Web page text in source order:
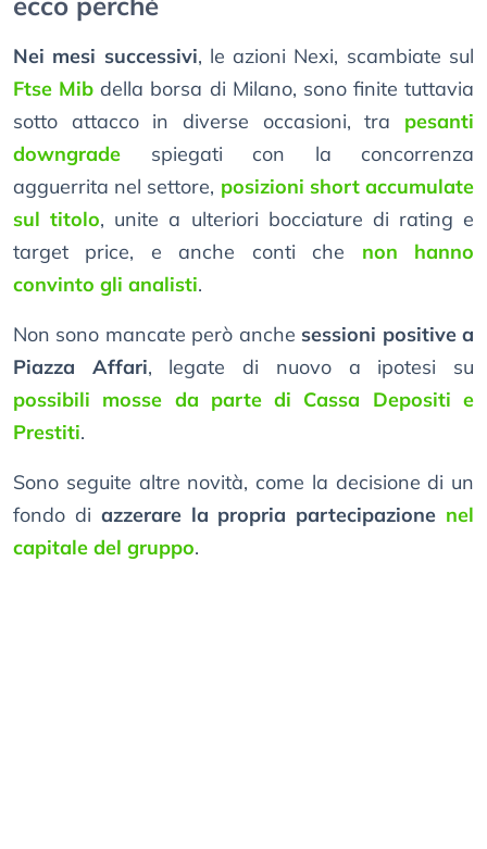
Nei mesi successivi, le azioni Nexi, scambiate sul
Ftse Mib della borsa di Milano, sono finite tuttavia
sotto attacco in diverse occasioni, tra pesanti
downgrade spiegati con la concorrenza
agguerrita nel settore, posizioni short accumulate
sul titolo, unite a ulteriori bocciature di rating e
target price, e anche conti che non hanno
convinto gli analisti.
Non sono mancate però anche sessioni positive a
Piazza Affari, legate di nuovo a ipotesi su
possibili mosse da parte di Cassa Depositi e
Prestiti.
Sono seguite altre novità, come la decisione di un
fondo di azzerare la propria partecipazione nel
capitale del gruppo.